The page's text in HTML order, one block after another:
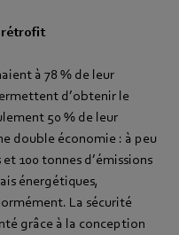
rétrofit
à 78 % de leur
d’obtenir le
50 % de leur
double économie : à peu
100 tonnes d’émissions
énergétiques,
La sécurité
grâce à la conception